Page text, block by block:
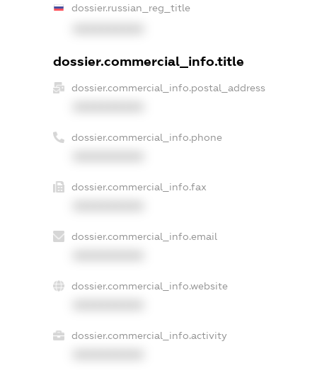
dossier.russian_reg_title
dossier.commercial_info.title
dossier.commercial_info.postal_address
dossier.commercial_info.phone
dossier.commercial_info.fax
dossier.commercial_info.email
dossier.commercial_info.website
dossier.commercial_info.activity